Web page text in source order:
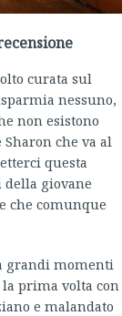
curata sul
nessuno,
non esistono
che va al
questa
giovane
che comunque
grandi momenti
prima volta con
e malandato